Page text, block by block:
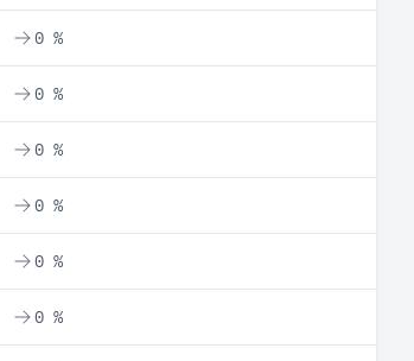
0 %
0 %
0 %
0 %
0 %
0 %